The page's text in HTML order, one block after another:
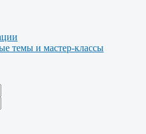
темы и мастер-классы